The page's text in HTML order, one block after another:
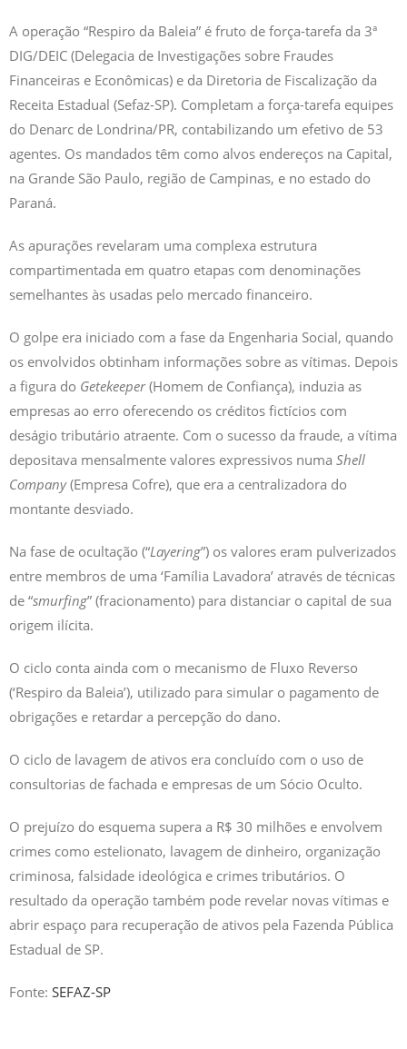
A operação “Respiro da Baleia” é fruto de força-tarefa da 3ª
DIG/DEIC (Delegacia de Investigações sobre Fraudes
Financeiras e Econômicas) e da Diretoria de Fiscalização da
Receita Estadual (Sefaz-SP). Completam a força-tarefa equipes
do Denarc de Londrina/PR, contabilizando um efetivo de 53
agentes. Os mandados têm como alvos endereços na Capital,
na Grande São Paulo, região de Campinas, e no estado do
Paraná.
As apurações revelaram uma complexa estrutura
compartimentada em quatro etapas com denominações
semelhantes às usadas pelo mercado financeiro.
O golpe era iniciado com a fase da Engenharia Social, quando
os envolvidos obtinham informações sobre as vítimas. Depois
a figura do Getekeeper(Homem de Confiança), induzia as
empresas ao erro oferecendo os créditos fictícios com
deságio tributário atraente. Com o sucesso da fraude, a vítima
depositava mensalmente valores expressivos numa Shell
Company(Empresa Cofre), que era a centralizadora do
montante desviado.
Na fase de ocultação (“Layering”) os valores eram pulverizados
entre membros de uma ‘Família Lavadora’ através de técnicas
de “smurfing” (fracionamento) para distanciar o capital de sua
origem ilícita.
O ciclo conta ainda com o mecanismo de Fluxo Reverso
(‘Respiro da Baleia’), utilizado para simular o pagamento de
obrigações e retardar a percepção do dano.
O ciclo de lavagem de ativos era concluído com o uso de
consultorias de fachada e empresas de um Sócio Oculto.
O prejuízo do esquema supera a R$ 30 milhões e envolvem
crimes como estelionato, lavagem de dinheiro, organização
criminosa, falsidade ideológica e crimes tributários. O
resultado da operação também pode revelar novas vítimas e
abrir espaço para recuperação de ativos pela Fazenda Pública
Estadual de SP.
Fonte: SEFAZ-SP